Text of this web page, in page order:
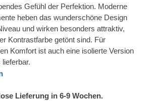
Gefühl der Perfektion. Moderne
heben das wunderschöne Design
und wirken besonders attraktiv,
Kontrastfarbe getönt sind. Für
Komfort ist auch eine isolierte Version
Lieferung in 6-9 Wochen.